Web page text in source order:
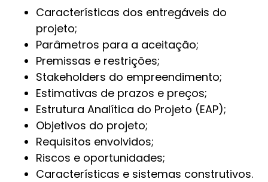
Características dos entregáveis do
projeto;
Parâmetros para a aceitação;
Premissas e restrições;
Stakeholders do empreendimento;
Estimativas de prazos e preços;
Estrutura Analítica do Projeto (EAP);
Objetivos do projeto;
Requisitos envolvidos;
Riscos e oportunidades;
Características e sistemas construtivos.